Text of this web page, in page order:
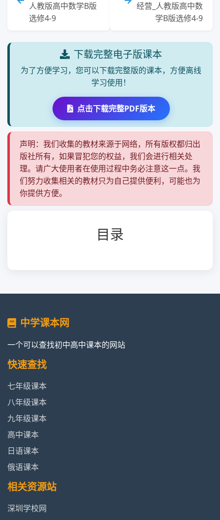
人教版高中数学B版
选修4-9
经营_人教版高中数
学B版选修4-9
下载完整电子版课本
为了方便学习，您可以下载完整版的课本，方便离线
学习使用！
点击下载完整PDF版本
声明：我们收集的教材来源于网络，所有版权都归出
版社所有，如果冒犯您的权益，我们会进行相关处
理。请广大使用者在使用过程中务必注意这一点。我
们努力收集相关的教材只为自己提供便利，可能也为
你提供方便。
目录
中学课本网
一个可以查找初中高中课本的网站
快速查找
七年级课本
八年级课本
九年级课本
高中课本
日语课本
俄语课本
相关资源站
深圳学校网